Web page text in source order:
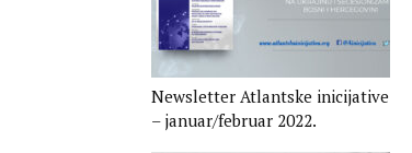
Newsletter Atlantske inicijative
– januar/februar 2022.​